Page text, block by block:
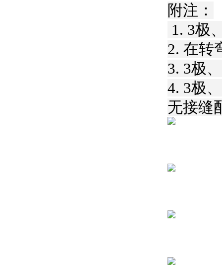
附注：
1. 3极
2. 在转
3. 3极
4. 3极
无接缝